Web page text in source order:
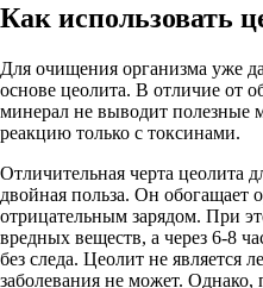
Как использовать
Для очищения организма уже
основе цеолита. В отличие от
минерал не выводит полезные
реакцию только с токсинами.
Отличительная черта цеолита
двойная польза. Он обогащает
отрицательным зарядом. При
вредных веществ, а через 6-8
без следа. Цеолит не является
заболевания не может. Однако,